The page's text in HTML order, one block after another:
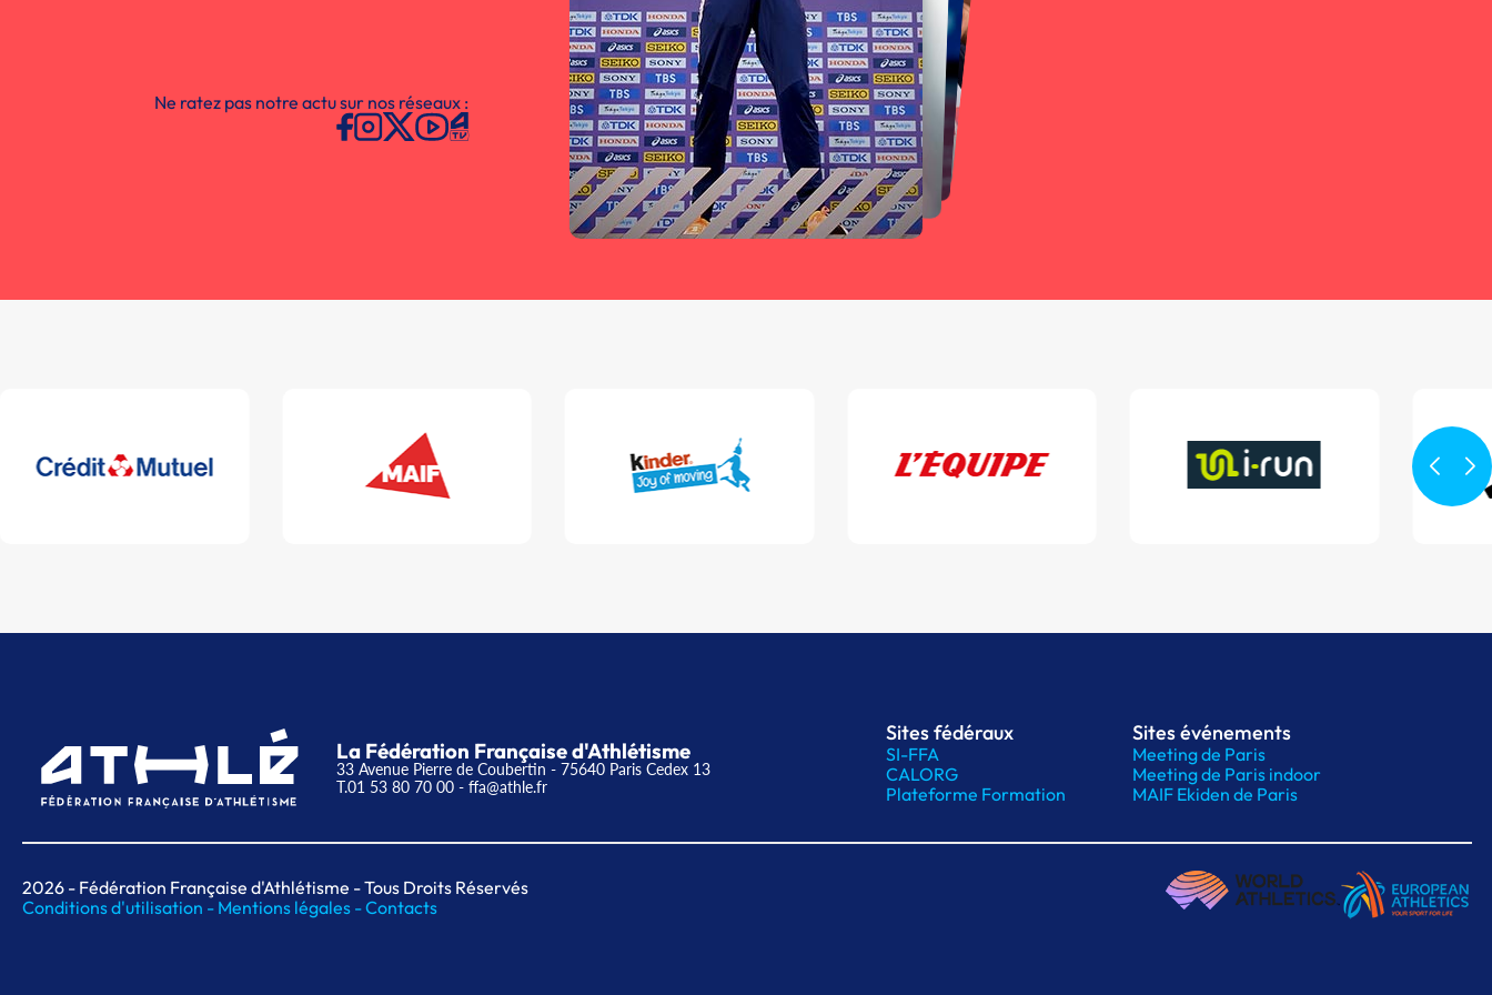
Ne ratez pas notre actu sur nos réseaux :
La Fédération Française d'Athlétisme
33 Avenue Pierre de Coubertin - 75640 Paris Cedex 13
T.01 53 80 70 00 - ffa@athle.fr
Sites fédéraux
SI-FFA
CALORG
Plateforme Formation
Sites événements
Meeting de Paris
Meeting de Paris indoor
MAIF Ekiden de Paris
2026 - Fédération Française d'Athlétisme - Tous Droits Réservés
Conditions d'utilisation - Mentions légales -Contacts